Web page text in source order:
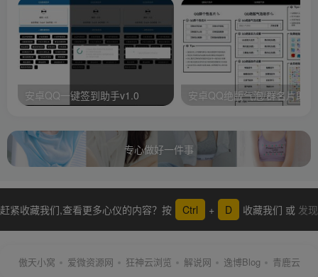
安卓QQ一键签到助手v1.0 安卓QQ绝版气泡/群名片助手
专心做好一件事
赶紧收藏我们,查看更多心仪的内容？按 Ctrl + D 收藏我们 或 发现
傲天小窝 爱微资源网 狂神云浏览 解说网 逸博Blog 青鹿云